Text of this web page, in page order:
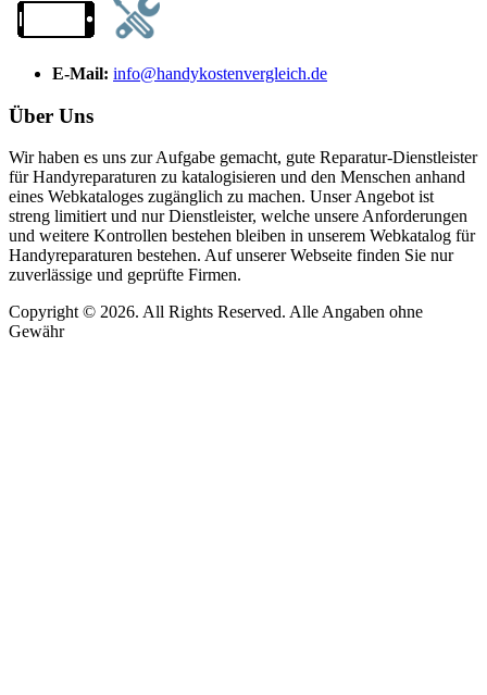
E-Mail: info@handykostenvergleich.de
Über Uns
Wir haben es uns zur Aufgabe gemacht, gute Reparatur-Dienstleister
für Handyreparaturen zu katalogisieren und den Menschen anhand
eines Webkataloges zugänglich zu machen. Unser Angebot ist
streng limitiert und nur Dienstleister, welche unsere Anforderungen
und weitere Kontrollen bestehen bleiben in unserem Webkatalog für
Handyreparaturen bestehen. Auf unserer Webseite finden Sie nur
zuverlässige und geprüfte Firmen.
Copyright © 2026. All Rights Reserved. Alle Angaben ohne
Gewähr